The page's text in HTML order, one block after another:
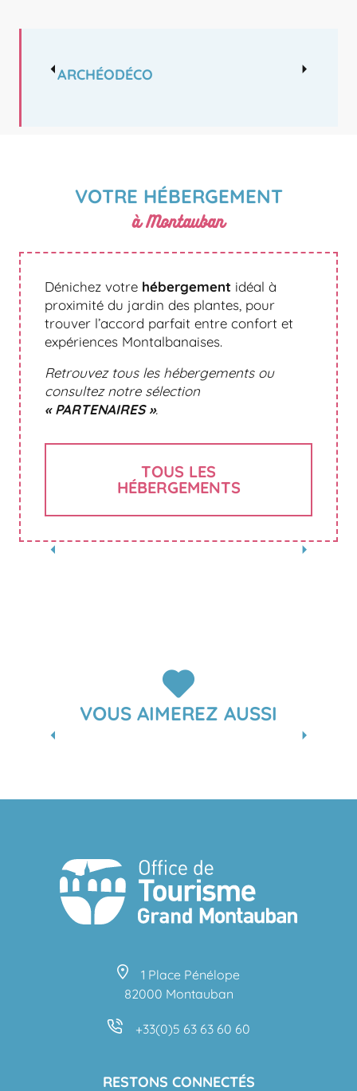
ARCHÉODÉCO
VOTRE HÉBERGEMENT
à Montauban
Dénichez votre hébergement idéal à
proximité du jardin des plantes, pour
trouver l’accord parfait entre confort et
expériences Montalbanaises.
Retrouvez tous les hébergements ou
consultez notre sélection
« PARTENAIRES ».
TOUS LES
HÉBERGEMENTS
VOUS AIMEREZ AUSSI
1 Place Pénélope
82000 Montauban
+33(0)5 63 63 60 60
RESTONS CONNECTÉS